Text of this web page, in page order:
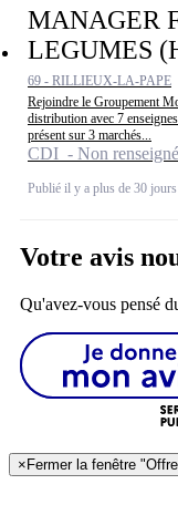
MANAGER
LEGUMES
69 - RILLIEUX-LA-PAPE
Rejoindre le Groupement
distribution avec 7
présent sur 3 marchés...
CDI - Non renseigné
Publié il y a plus de 30 jours
Votre avis
Qu'avez-vous pensé
×Fermer la fenêtre